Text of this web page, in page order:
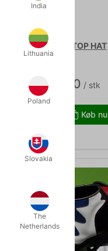
MANIPULATOR TOP HAT
DKK 550,00 / stk
Køb nu
India
Lithuania
Poland
Slovakia
The
Netherlands